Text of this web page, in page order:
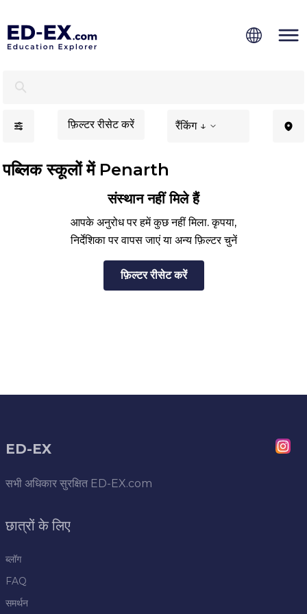
फ़िल्टर रीसेट करें रैंकिंग ↓
पब्लिक स्कूलों में Penarth
संस्थान नहीं मिले हैं
आपके अनुरोध पर हमें कुछ नहीं मिला. कृपया,
निर्देशिका पर वापस जाएं या अन्य फ़िल्टर चुनें
फ़िल्टर रीसेट करें
ED-EX
सभी अधिकार सुरक्षित ED-EX.com
छात्रों के लिए
ब्लॉग
FAQ
समर्थन